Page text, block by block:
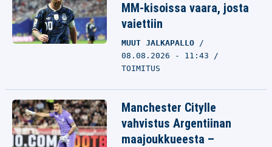
MM-kisoissa vaara, josta
vaiettiin
MUUT JALKAPALLO
08.08.2026 - 11:43
TOIMITUS
Manchester Citylle
vahvistus Argentiinan
maajoukkueesta –